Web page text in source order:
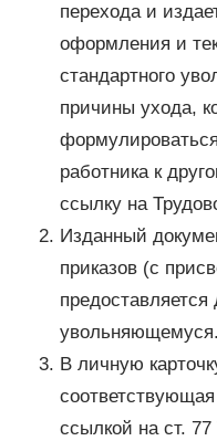
перехода и
оформления и
стандартного
причины ухода,
работника к
ссылку на
Изданный
приказов (с
увольняющемуся.
В личную
ссылкой на ст.